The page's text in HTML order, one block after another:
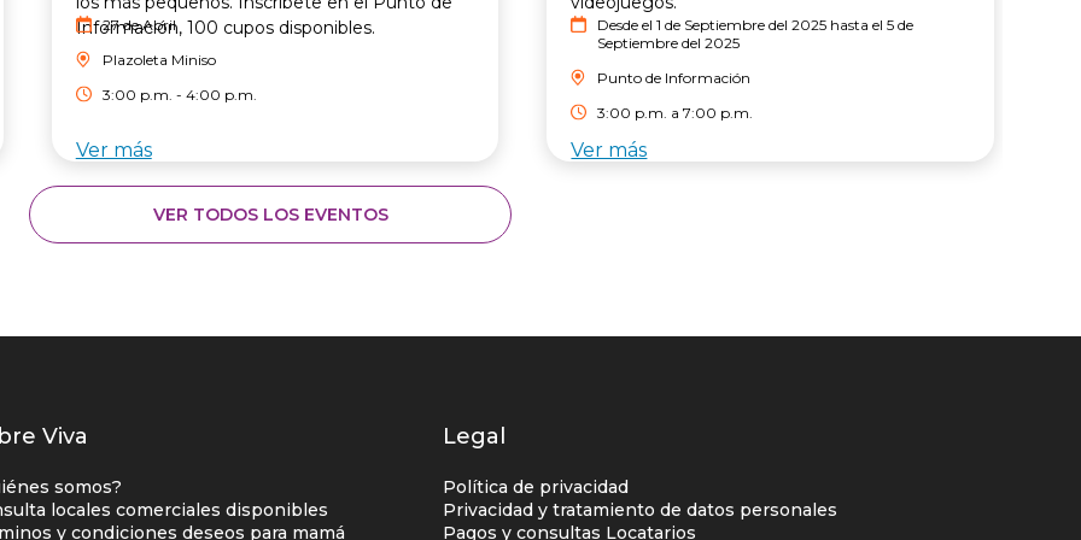
Información, 100 cupos disponibles.
27 de Abril
Plazoleta Miniso
3:00 p.m. - 4:00 p.m.
Ver más
Desde el 1 de Septiembre del 2025 hasta el 5 de
Septiembre del 2025
Punto de Información
3:00 p.m. a 7:00 p.m.
Ver más
VER TODOS LOS EVENTOS
Viva
somos?
locales comerciales disponibles
y condiciones deseos para mamá
Legal
Política de privacidad
Privacidad y tratamiento de datos personales
Pagos y consultas Locatarios